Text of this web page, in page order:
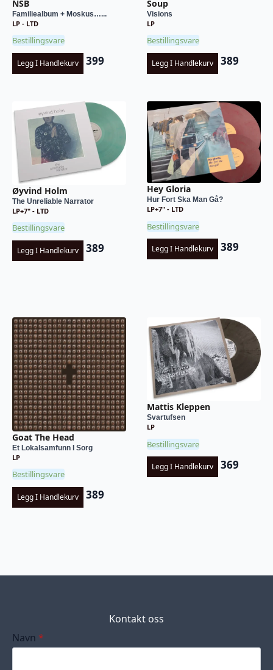
NSB
Familiealbum + Moskus…...
LP - LTD
Bestillingsvare
Legg I Handlekurv 399
Soup
Visions
LP
Bestillingsvare
Legg I Handlekurv 389
Øyvind Holm
The Unreliable Narrator
LP+7" - LTD
Bestillingsvare
Legg I Handlekurv 389
Hey Gloria
Hur Fort Ska Man Gå?
LP+7" - LTD
Bestillingsvare
Legg I Handlekurv 389
Goat The Head
Et Lokalsamfunn I Sorg
LP
Bestillingsvare
Legg I Handlekurv 389
Mattis Kleppen
Svartufsen
LP
Bestillingsvare
Legg I Handlekurv 369
Kontakt oss
Navn *